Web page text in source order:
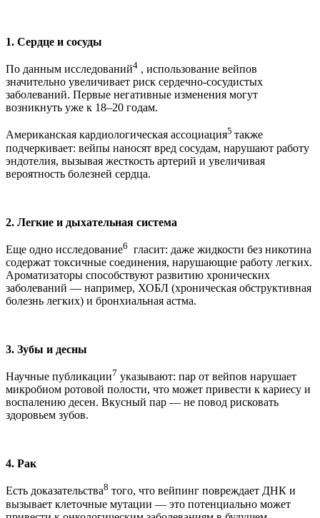
1. Сердце и сосуды
По данным исследований4 , использование вейпов
значительно увеличивает риск сердечно-сосудистых
заболеваний. Первые негативные изменения могут
возникнуть уже к 18–20 годам.
Американская кардиологическая ассоциация5 также
подчеркивает: вейпы наносят вред сосудам, нарушают работу
эндотелия, вызывая жесткость артерий и увеличивая
вероятность болезней сердца.
2. Легкие и дыхательная система
Еще одно исследование6 гласит: даже жидкости без никотина
содержат токсичные соединения, нарушающие работу легких.
Ароматизаторы способствуют развитию хронических
заболеваний — например, ХОБЛ (хроническая обструктивная
болезнь легких) и бронхиальная астма.
3. Зубы и десны
Научные публикации7 указывают: пар от вейпов нарушает
микробиом ротовой полости, что может привести к кариесу и
воспалению десен. Вкусный пар — не повод рисковать
здоровьем зубов.
4. Рак
Есть доказательства8 того, что вейпинг повреждает ДНК и
вызывает клеточные мутации — это потенциально может